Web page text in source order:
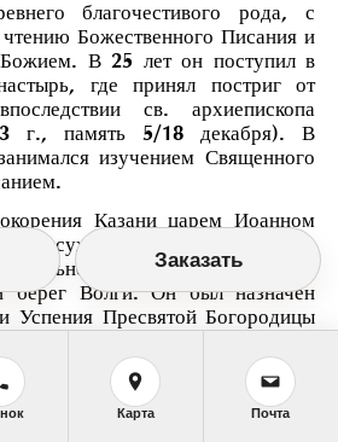
благочестивого рода, с
чтению Божественного Писания и
Божием. В 25 лет он поступил в
где принял постриг от
св. архиепископа
г., память 5/18 декабря). В
изучением Священного
Казани царем Иоанном
суждено было начать
для язычников,
берег Волги. Он был назначен
Успения Пресвятой Богородицы
христианской проповеди,
в магометанской стране.
ревностно занимался
Заказать
Карта Почта